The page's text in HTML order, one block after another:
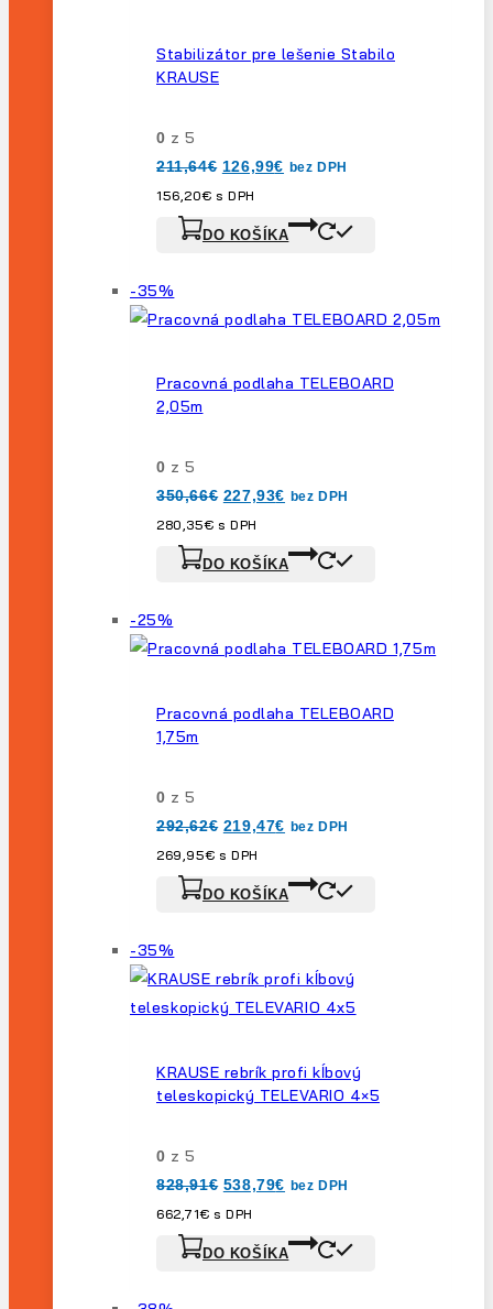
Stabilizátor pre lešenie Stabilo
KRAUSE
0 z 5
211,64€ Pôvodná
cena
bola:
126,99€ Aktuálna
cena
bez DPH
156,20€ s DPH
DO KOŠÍKA
-35%
na
Pracovná podlaha TELEBOARD
2,05m
0 z 5
350,66€ Pôvodná
cena
bola:
227,93€ Aktuálna
cena
bez DPH
280,35€ s DPH
DO KOŠÍKA
-25%
na
Pracovná podlaha TELEBOARD
1,75m
0 z 5
292,62€ Pôvodná
cena
bola:
219,47€ Aktuálna
cena
bez DPH
269,95€ s DPH
DO KOŠÍKA
-35%
na
predaj
KRAUSE rebrík profi kĺbový
teleskopický TELEVARIO 4×5
0 z 5
828,91€ Pôvodná
cena
bola:
538,79€ Aktuálna
cena
bez DPH
662,71€ s DPH
DO KOŠÍKA